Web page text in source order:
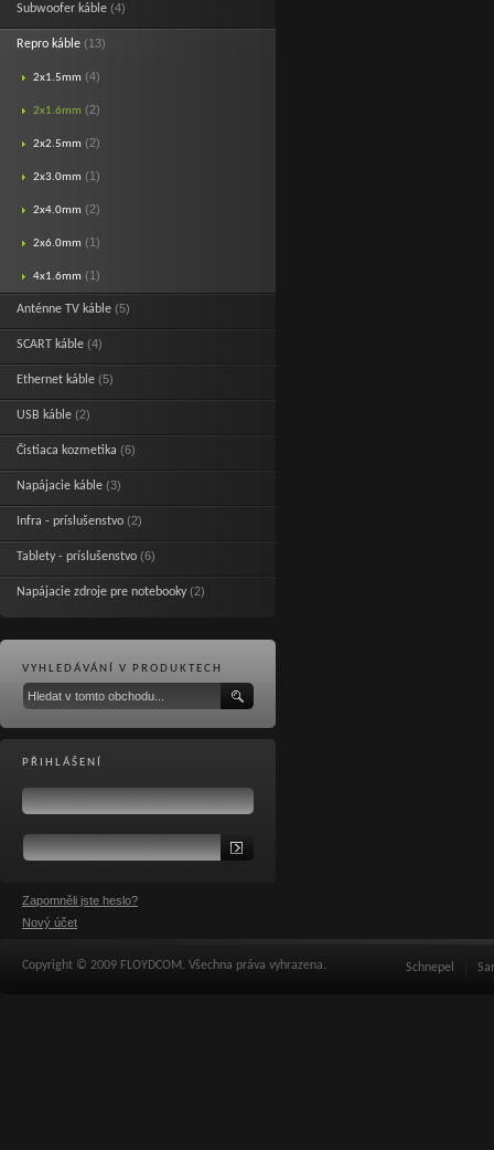
Subwoofer káble (4)
Repro káble (13)
2x1.5mm (4)
2x1.6mm (2)
2x2.5mm (2)
2x3.0mm (1)
2x4.0mm (2)
2x6.0mm (1)
4x1.6mm (1)
Anténne TV káble (5)
SCART káble (4)
Ethernet káble (5)
USB káble (2)
Čistiaca kozmetika (6)
Napájacie káble (3)
Infra - príslušenstvo (2)
Tablety - príslušenstvo (6)
Napájacie zdroje pre notebooky (2)
VYHLEDÁVÁNÍ V PRODUKTECH
PŘIHLÁŠENÍ
Zapomněli jste heslo?
Nový účet
Copyright © 2009 FLOYDCOM. Všechna práva vyhrazena. Schnepel